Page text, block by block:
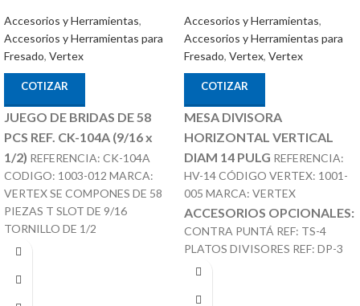
Accesorios y Herramientas,
Accesorios y Herramientas para
Fresado, Vertex
COTIZAR
JUEGO DE BRIDAS DE 58
PCS REF. CK-104A (9/16 x
1/2) REFERENCIA: CK-104A
CODIGO: 1003-012 MARCA:
VERTEX SE COMPONES DE 58
PIEZAS T SLOT DE 9/16
TORNILLO DE 1/2
Accesorios y Herramientas,
Accesorios y Herramientas para
Fresado, Vertex, Vertex
COTIZAR
MESA DIVISORA
HORIZONTAL VERTICAL
DIAM 14 PULG REFERENCIA:
HV-14 CÓDIGO VERTEX: 1001-
005 MARCA: VERTEX
ACCESORIOS OPCIONALES:
CONTRA PUNTÁ REF: TS-4
PLATOS DIVISORES REF: DP-3